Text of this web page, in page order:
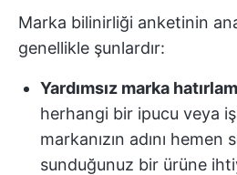
Marka bilinirliği anketinin
genellikle şunlardır:
Yardımsız marka
herhangi bir ipucu veya
markanızın adını
sunduğunuz bir ürüne